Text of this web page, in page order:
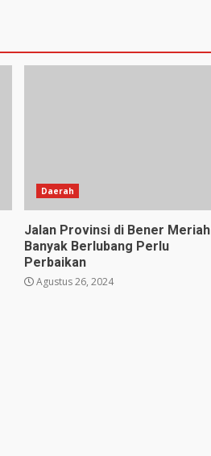
Daerah
Jalan Provinsi di Bener Meriah
Banyak Berlubang Perlu
Perbaikan
Agustus 26, 2024